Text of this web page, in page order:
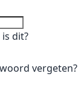
dit?
vergeten?